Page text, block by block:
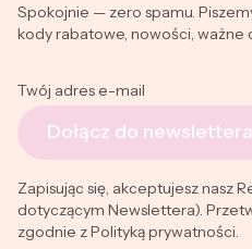
Spokojnie — zero spamu.
kody rabatowe, nowości, ważne
Twój adres e-mail
Dołącz do newslettera
Zapisując się, akceptujesz nasz
dotyczącym Newslettera).
zgodnie z Polityką prywatności.